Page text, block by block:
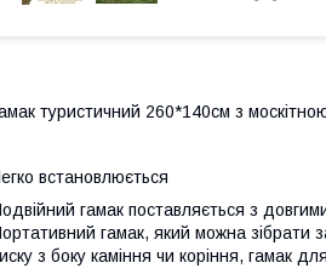
туристичний 260*140см з
встановлюється
гамак поставляється з
гамак, який можна зібрати
з боку каміння чи коріння, гамак